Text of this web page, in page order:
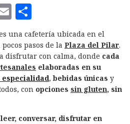
E
m
ai
l
o
m
p
a
rt
una cafetería ubicada en el
pocos pasos de la Plaza del Pilar.
disfrutar con calma, donde cada
elaboradas en su
especialidad,bebidas únicas y
con opciones sin gluten, sin
leer, conversar, disfrutar en